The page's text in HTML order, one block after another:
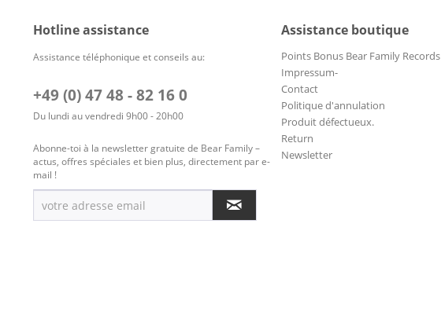
Hotline assistance
Assistance téléphonique et conseils au:
+49 (0) 47 48 - 82 16 0
Du lundi au vendredi 9h00 - 20h00
Abonne-toi à la newsletter gratuite de Bear Family –
actus, offres spéciales et bien plus, directement par e-
mail !
Assistance boutique
Points Bonus Bear Family Records
Impressum-
Contact
Politique d'annulation
Produit défectueux.
Return
Newsletter